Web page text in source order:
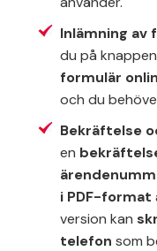
Inlämning av
du på
formulär
och du
Bekräftelse
en
i PDF-format
version kan
telefon som